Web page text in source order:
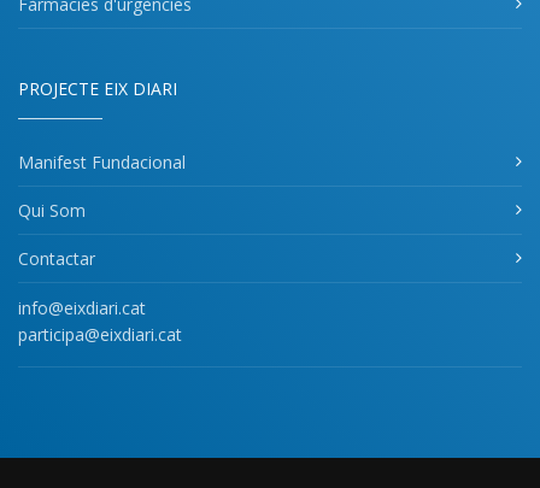
PROJECTE EIX DIARI
Manifest Fundacional
Qui Som
Contactar
info@eixdiari.cat
participa@eixdiari.cat